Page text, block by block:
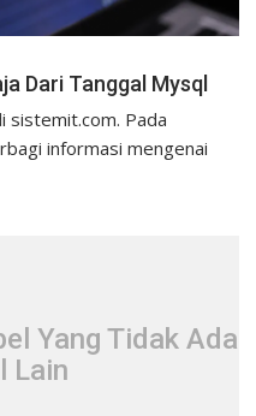
Dari Tanggal Mysql
sistemit.com. Pada
informasi mengenai
Yang Tidak Ada
Lain